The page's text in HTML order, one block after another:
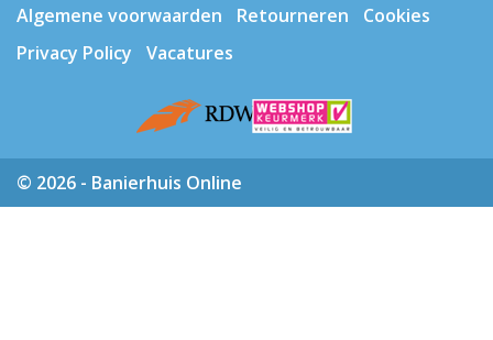
Algemene voorwaarden Retourneren
Cookies
Privacy Policy
Vacatures
© 2026 - Banierhuis Online